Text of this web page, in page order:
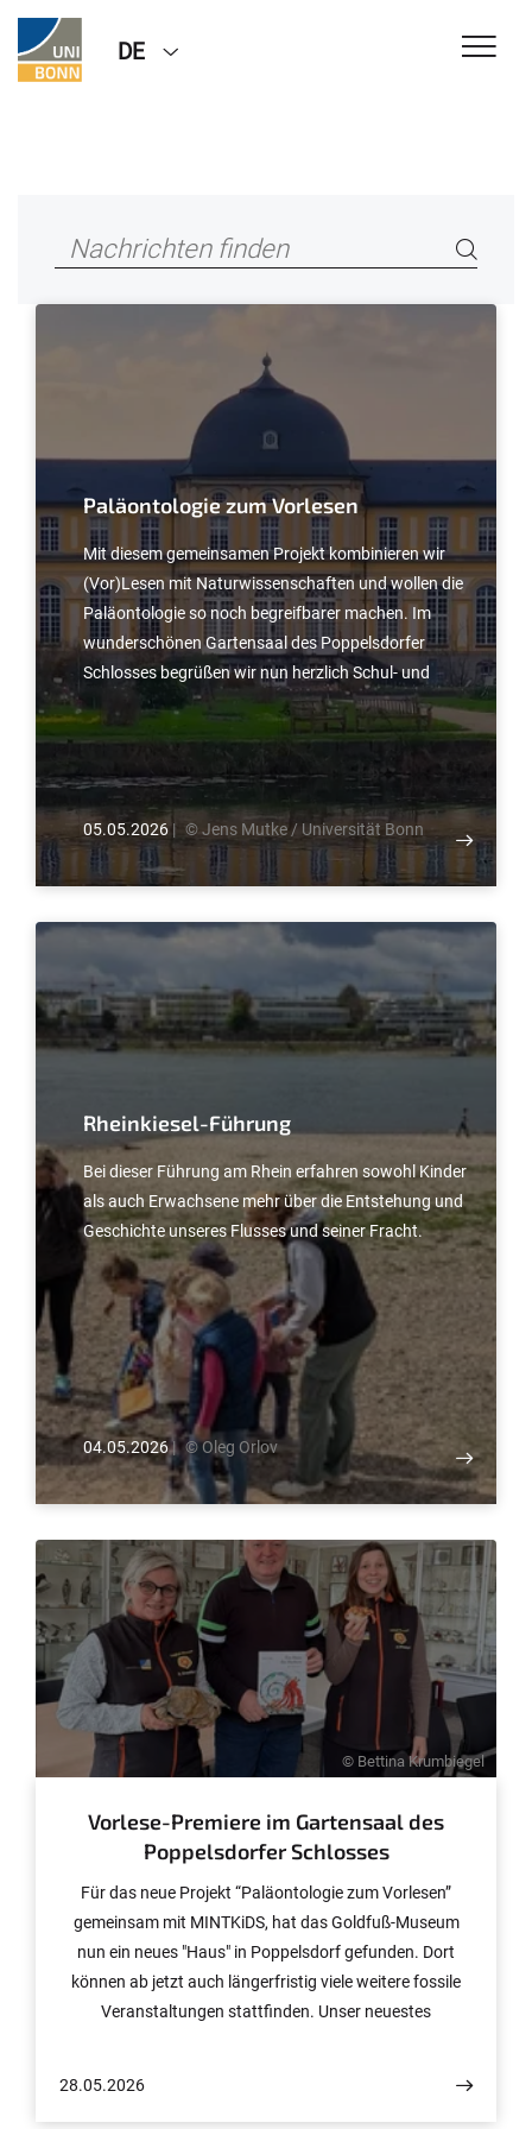
DE
Paläontologie zum Vorlesen
Mit diesem gemeinsamen Projekt kombinieren wir
(Vor)Lesen mit Naturwissenschaften und wollen die
Paläontologie so noch begreifbarer machen. Im
wunderschönen Gartensaal des Poppelsdorfer
Schlosses begrüßen wir nun herzlich Schul- und
Kindergartengruppen für dieses Projekt.
05.05.2026 | © Jens Mutke / Universität Bonn
Rheinkiesel-Führung
Bei dieser Führung am Rhein erfahren sowohl Kinder
als auch Erwachsene mehr über die Entstehung und
Geschichte unseres Flusses und seiner Fracht.
04.05.2026| © Oleg Orlov
© Bettina Krumbiegel
Vorlese-Premiere im Gartensaal des
Poppelsdorfer Schlosses
Für das neue Projekt “Paläontologie zum Vorlesen”
gemeinsam mit MINTKiDS, hat das Goldfuß-Museum
nun ein neues "Haus" in Poppelsdorf gefunden. Dort
können ab jetzt auch längerfristig viele weitere fossile
Veranstaltungen stattfinden. Unser neuestes
28.05.2026